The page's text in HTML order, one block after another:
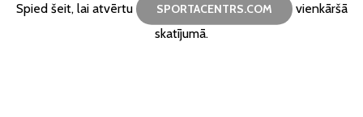
Spied šeit, lai atvērtu SPORTACENTRS.COM
vienkāršā
skatījumā.